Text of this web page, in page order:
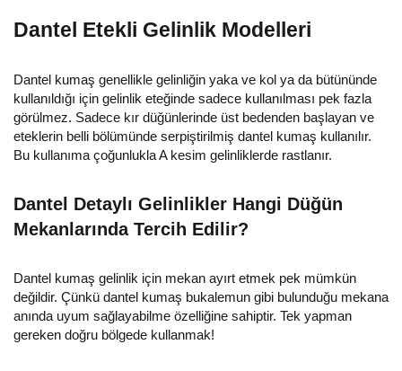
Dantel Etekli Gelinlik Modelleri
Dantel kumaş genellikle gelinliğin yaka ve kol ya da bütününde
kullanıldığı için gelinlik eteğinde sadece kullanılması pek fazla
görülmez. Sadece kır düğünlerinde üst bedenden başlayan ve
eteklerin belli bölümünde serpiştirilmiş dantel kumaş kullanılır.
Bu kullanıma çoğunlukla A kesim gelinliklerde rastlanır.
Dantel Detaylı Gelinlikler Hangi Düğün
Mekanlarında Tercih Edilir?
Dantel kumaş gelinlik için mekan ayırt etmek pek mümkün
değildir. Çünkü dantel kumaş bukalemun gibi bulunduğu mekana
anında uyum sağlayabilme özelliğine sahiptir. Tek yapman
gereken doğru bölgede kullanmak!